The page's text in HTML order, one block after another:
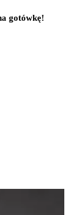
gotówkę!